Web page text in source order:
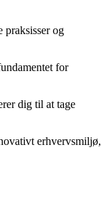
praksisser og
for
dig til at tage
erhvervsmiljø,